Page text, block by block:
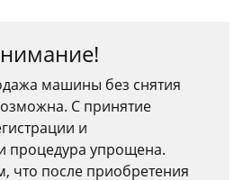
машины без снятия
С принятие
и
процедура упрощена.
что после приобретения